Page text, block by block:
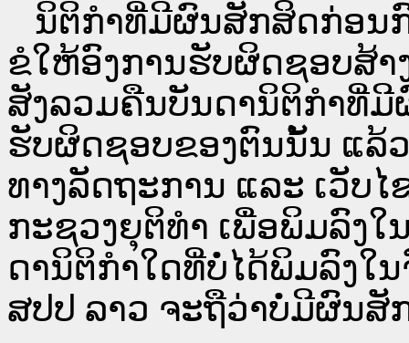
ນິ​ຕິ​ກຳ​ທີ່​ມີ​ຜົນ​ສັກ​ສິດ​ກ່ອນ​
ຂໍໃຫ້ອົງ​ການ​ຮັບ​ຜິດ​ຊອບ​ສ້າ
ສັງລວມຄືນບັນດານິຕິກໍາທີ່ມີ
ຮັບຜິດຊອບຂອງຕົນນັ້ນ ແລ້
ທາງ​ລັດ​ຖະ​ການ ແລະ ເວັບ
ກະຊວງຍຸຕິທໍາ ເພື່ອພິມລົງ
ດາ​ນິ​ຕິ​ກຳ​ໃດ​ທີ່ບໍ່​ໄດ້​ພິມ​ລົງ​ໃ
ສປ​ປ ລາວ ​ຈະຖື​ວ່າບໍ່​ມີ​ຜົນ​ສັ